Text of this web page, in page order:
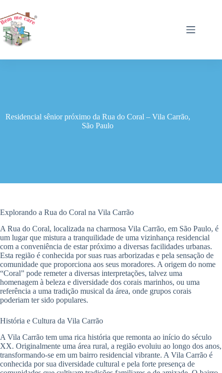
para
o
conteúdo
Residencial sênior próximo da Rua do Coral – Vila Carrão,
São Paulo
Explorando a Rua do Coral na Vila Carrão
A Rua do Coral, localizada na charmosa Vila Carrão, em São Paulo, é
um lugar que mistura a tranquilidade de uma vizinhança residencial
com a conveniência de estar próximo a diversas facilidades urbanas.
Esta região é conhecida por suas ruas arborizadas e pela sensação de
comunidade que proporciona aos seus moradores. A origem do nome
“Coral” pode remeter a diversas interpretações, talvez uma
homenagem à beleza e diversidade dos corais marinhos, ou uma
referência a uma tradição musical da área, onde grupos corais
poderiam ter sido populares.
História e Cultura da Vila Carrão
A Vila Carrão tem uma rica história que remonta ao início do século
XX. Originalmente uma área rural, a região evoluiu ao longo dos anos,
transformando-se em um bairro residencial vibrante. A Vila Carrão é
conhecida por sua diversidade cultural e pela forte presença de